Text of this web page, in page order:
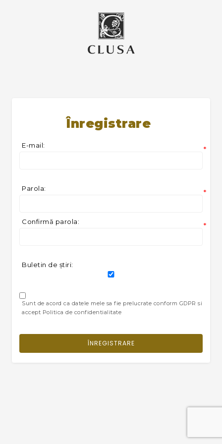
Înregistrare
E-mail: *
Parola: *
Confirmă parola: *
Buletin de ştiri:
Sunt de acord ca datele mele sa fie prelucrate conform GDPR si
accept Politica de confidentialitate
ÎNREGISTRARE